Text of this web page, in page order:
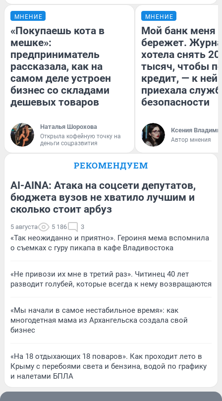
МНЕНИЕ
«Покупаешь кота в
мешке»:
предприниматель
рассказала, как на
самом деле устроен
бизнес со складами
дешевых товаров
Наталья Шорохова
Открыла кофейную точку на
деньги соцразвития
МНЕНИЕ
Мой банк меня
бережет.
хотела снять
тысяч, чтобы
кредит, — к
приехала
безопасности
Ксения
Автор мнения
РЕКОМЕНДУЕМ
AI-AINA: Атака на соцсети депутатов,
бюджета вузов не хватило лучшим и
сколько стоит арбуз
5 августа 5 186 3
«Так неожиданно и приятно». Героиня мема вспомнила
о съемках с гуру пикапа в кафе Владивостока
«Не привози их мне в третий раз». Читинец 40 лет
разводит голубей, которые всегда к нему возвращаются
«Мы начали в самое нестабильное время»: как
многодетная мама из Архангельска создала свой
бизнес
«На 18 отдыхающих 18 поваров». Как проходит лето в
Крыму с перебоями света и бензина, водой по графику
и налетами БПЛА